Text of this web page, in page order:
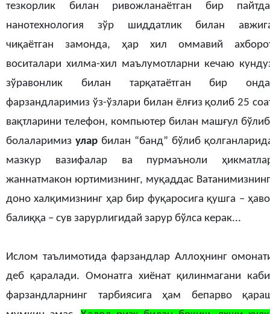
тезкорлик билан ривожланаётган бир
нанотехнология зўр шиддатлик билан
чиқаётган замонда, ҳар хил оммавий
воситалари хилма-хил маълумотларни кечаю
зўравонлик билан тарқатаётган бир
фарзандларимиз ўз-ўзлари билан ёлғиз қолиб 25
вақтларини телефон, компьютер билан машғул
болаларимиз улар билан “банд” бўлиб
мазкур вазифалар ва пурмаъноли
жаннатмакон юртимизнинг, муқаддас
доно халқимизнинг ҳар бир фуқаросига қушга –
балиққа – сув зарурлигидай зарур бўлса керак...
Ислом таълимотида фарзандлар Аллоҳнинг
деб қаралади. Омонатга хиёнат қилинмагани
фарзандларнинг тарбиясига ҳам бепарво